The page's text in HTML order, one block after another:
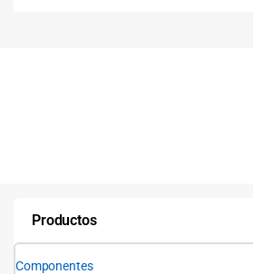
Productos
Componentes